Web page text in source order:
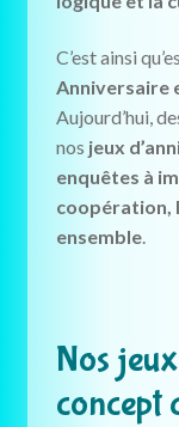
C’est ainsi
Anniversaire
Aujourd’hui,
nos jeux
enquêtes à
coopération,
ensemble.
Nos
concept